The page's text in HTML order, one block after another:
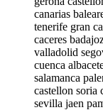
canarias
tenerife gran
caceres
valladolid
cuenca
salamanca
castellon soria
sevilla jaen